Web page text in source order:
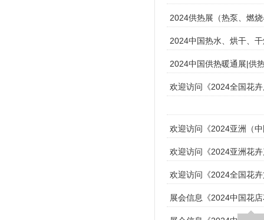
2024供热展（热泵、燃
2024中国热水、烘干、
2024中国供热暖通展|供
欢迎访问《2024全国花
欢迎访问《2024亚洲（
欢迎访问《2024亚洲花
欢迎访问《2024全国花
展会信息《2024中国花